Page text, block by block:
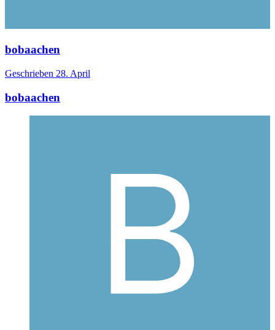
bobaachen
Geschrieben 28. April
bobaachen